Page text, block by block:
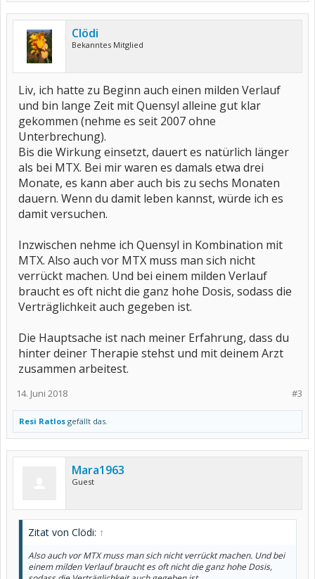
Clödi
Bekanntes Mitglied
Liv, ich hatte zu Beginn auch einen milden Verlauf
und bin lange Zeit mit Quensyl alleine gut klar
gekommen (nehme es seit 2007 ohne
Unterbrechung).
Bis die Wirkung einsetzt, dauert es natürlich länger
als bei MTX. Bei mir waren es damals etwa drei
Monate, es kann aber auch bis zu sechs Monaten
dauern. Wenn du damit leben kannst, würde ich es
damit versuchen.
Inzwischen nehme ich Quensyl in Kombination mit
MTX. Also auch vor MTX muss man sich nicht
verrückt machen. Und bei einem milden Verlauf
braucht es oft nicht die ganz hohe Dosis, sodass die
Verträglichkeit auch gegeben ist.
Die Hauptsache ist nach meiner Erfahrung, dass du
hinter deiner Therapie stehst und mit deinem Arzt
zusammen arbeitest.
#3
14. Juni 2018
Resi Ratlos gefällt das.
Mara1963
Guest
Zitat von Clödi: ↑
Also auch vor MTX muss man sich nicht verrückt machen. Und bei
einem milden Verlauf braucht es oft nicht die ganz hohe Dosis,